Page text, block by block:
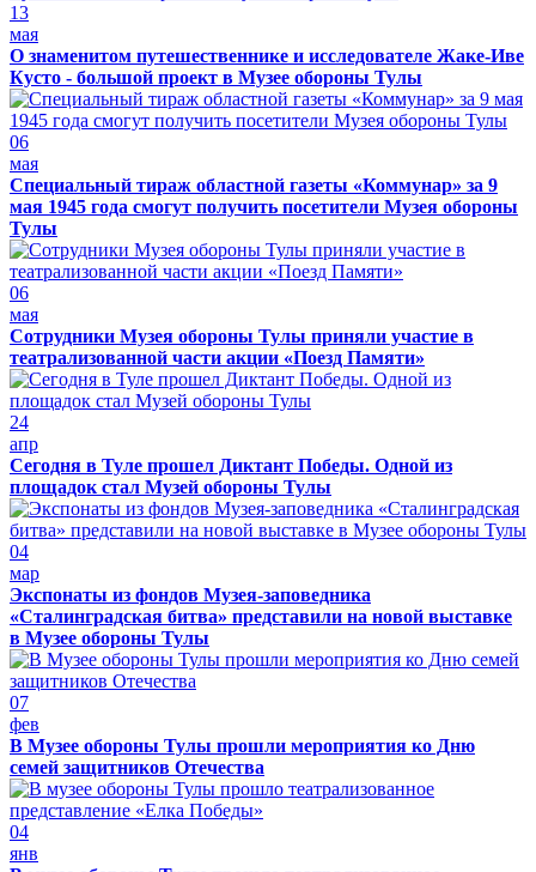
13
мая
О знаменитом путешественнике и исследователе Жаке-Иве
Кусто - большой проект в Музее обороны Тулы
06
мая
Специальный тираж областной газеты «Коммунар» за 9
мая 1945 года смогут получить посетители Музея обороны
Тулы
06
мая
Сотрудники Музея обороны Тулы приняли участие в
театрализованной части акции «Поезд Памяти»
24
апр
Сегодня в Туле прошел Диктант Победы. Одной из
площадок стал Музей обороны Тулы
04
мар
Экспонаты из фондов Музея-заповедника
«Сталинградская битва» представили на новой выставке
в Музее обороны Тулы
07
фев
В Музее обороны Тулы прошли мероприятия ко Дню
семей защитников Отечества
04
янв